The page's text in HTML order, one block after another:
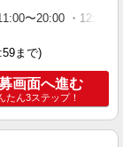
〜20:00 ・
まで)
画面へ進む
たん3ステップ！